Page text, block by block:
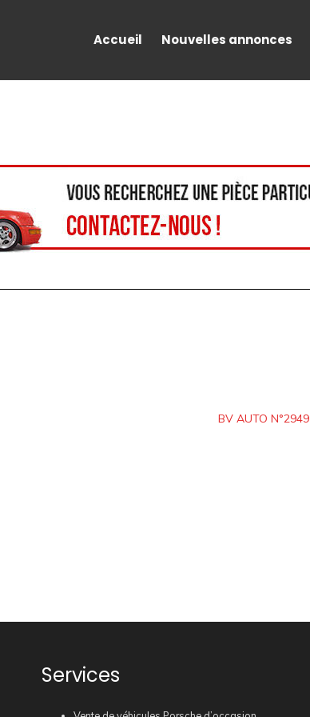
Accueil Nouvelles annonces
BV AUTO N°2949
Services